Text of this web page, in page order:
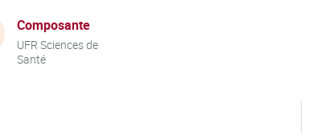
Composante
UFR Sciences de
Santé